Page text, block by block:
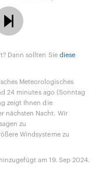
Dann sollten Sie diese
Meteorologisches
24 minutes ago (Sonntag
zeigt Ihnen die
nächsten Nacht. Wir
zu
Windsysteme zu
am 19. Sep 2024.